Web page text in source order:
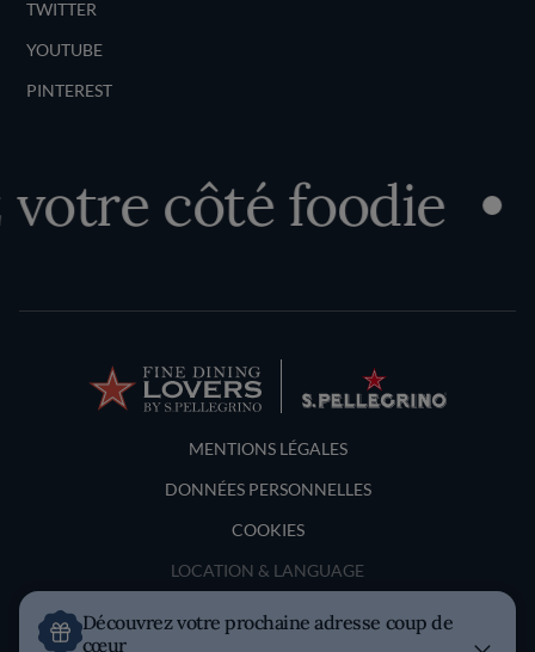
TWITTER
YOUTUBE
PINTEREST
côté foodie
Terms and Conditions
MENTIONS LÉGALES
DONNÉES PERSONNELLES
COOKIES
LOCATION & LANGUAGE
France
Découvrez votre prochaine adresse coup de
cœur